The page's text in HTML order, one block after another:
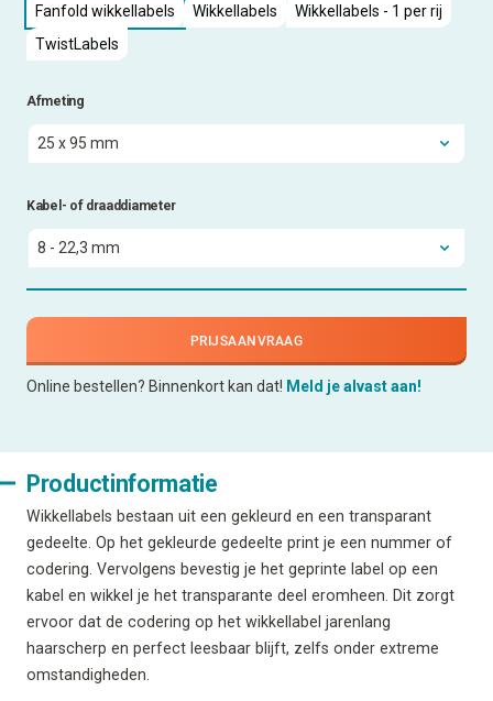
Fanfold wikkellabels Wikkellabels
Wikkellabels - 1 per rij
TwistLabels
Afmeting
Kabel- of draaddiameter
PRIJSAANVRAAG
Online bestellen? Binnenkort kan dat! Meld je alvast aan!
Productinformatie
Wikkellabels bestaan uit een gekleurd en een transparant
gedeelte. Op het gekleurde gedeelte print je een nummer of
codering. Vervolgens bevestig je het geprinte label op een
kabel en wikkel je het transparante deel eromheen. Dit zorgt
ervoor dat de codering op het wikkellabel jarenlang
haarscherp en perfect leesbaar blijft, zelfs onder extreme
omstandigheden.